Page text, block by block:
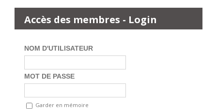
Accès des membres - Login
NOM D'UTILISATEUR
MOT DE PASSE
Garder en mémoire